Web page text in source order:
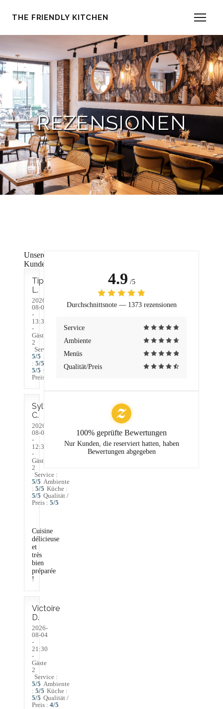
THE FRIENDLY KITCHEN
REZENSIONEN
Unsere
Kundenbewertungen
Tiphaine
L
2026-
08-07
-
13:30
-
Gäste
2
Service
5/5 Ambiente
: 5/5
:
5/5 Qualität /
Preis
Sylvie
C
2026-
08-07
-
12:30
-
Gäste
2
Service :
5/5 Ambiente
: 5/5 Küche :
5/5 Qualität /
Preis : 5/5
Cuisine
délicieuse
et
très
bien
préparée
!
Victoire
D
2026-
08-04
-
21:30
-
Gäste
2
Service :
5/5 Ambiente
: 5/5 Küche :
5/5 Qualität /
Preis : 4/5
4.9 /5
Durchschnittsnote — 1373 rezensionen
Service
Ambiente
Menüs
Qualität/Preis
100% geprüfte Bewertungen
Nur Kunden, die reserviert hatten, haben
Bewertungen abgegeben